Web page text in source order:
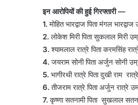
इन आरोपियों की हुई गिरफ्तारी —
1.मोहित भारद्वाज पिता मंगल
2.लोकेश मिरी पिता सुकलाल मिरी
3.श्यामलाल रात्रे पिता करमसिंह
4.जयराम सोनी पिता अर्जुन सोनी
5. भागीरथी रात्रे पिता दुखी राम
6.तीजराम रात्रे पिता अर्जुन रात्रे
7.कृष्णा सतनामी पिता सुखलाल